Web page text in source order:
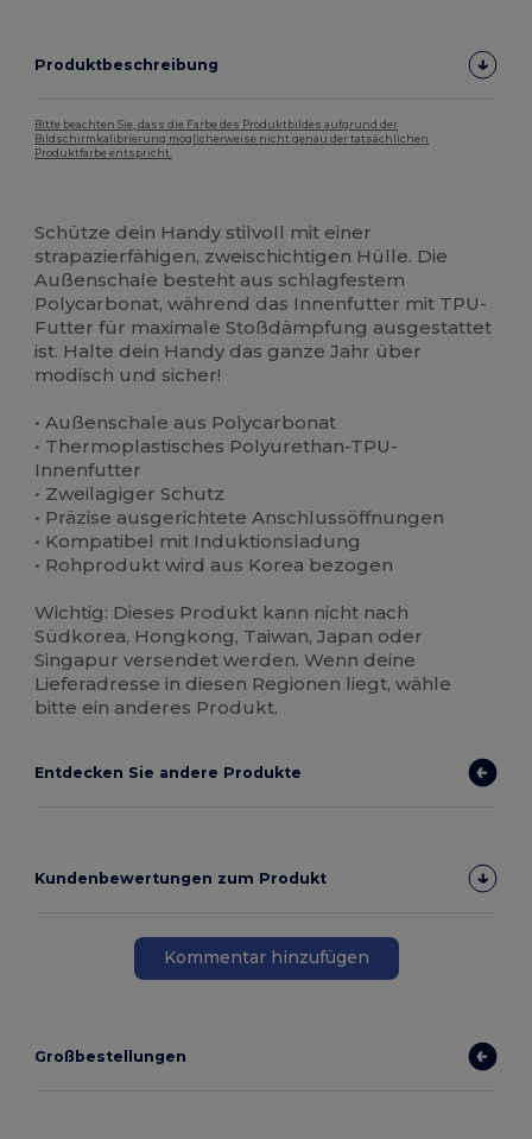
Produktbeschreibung
Bitte beachten Sie, dass die Farbe des Produktbildes aufgrund der
Bildschirmkalibrierung möglicherweise nicht genau der tatsächlichen
Produktfarbe entspricht.
Schütze dein Handy stilvoll mit einer
strapazierfähigen, zweischichtigen Hülle. Die
Außenschale besteht aus schlagfestem
Polycarbonat, während das Innenfutter mit TPU-
Futter für maximale Stoßdämpfung ausgestattet
ist. Halte dein Handy das ganze Jahr über
modisch und sicher!
• Außenschale aus Polycarbonat
• Thermoplastisches Polyurethan-TPU-
Innenfutter
• Zweilagiger Schutz
• Präzise ausgerichtete Anschlussöffnungen
• Kompatibel mit Induktionsladung
• Rohprodukt wird aus Korea bezogen
Wichtig: Dieses Produkt kann nicht nach
Südkorea, Hongkong, Taiwan, Japan oder
Singapur versendet werden. Wenn deine
Lieferadresse in diesen Regionen liegt, wähle
bitte ein anderes Produkt.
Entdecken Sie andere Produkte
Kundenbewertungen zum Produkt
Kommentar hinzufügen
Großbestellungen